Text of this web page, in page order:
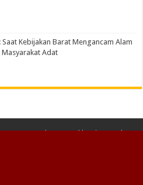
Saat Kebijakan Barat Mengancam Alam
Masyarakat Adat
Bangsa| Powered byFirma Hukum